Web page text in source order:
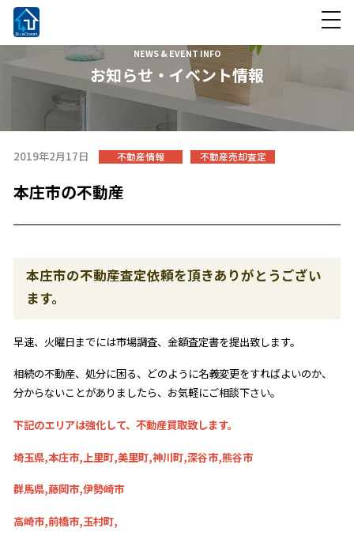
NEWS & EVENT INFO
お知らせ・イベント情報
2019年2月17日 不動産情報 不動産売却査定
本庄市の不動産
本庄市の不動産査定依頼を頂きありがとうござい
ます。
早速、火曜日までには市場調査、金額査定書を提出致します。
相続の不動産、処分に困る、どのように名義変更をすればよいのか、
分からないことがありましたら、お気軽にご相談下さい。
下記のエリアは強化して、不動産買取致します。
埼玉県,本庄市,上里町,美里町,神川町,深谷市,熊谷市
群馬県,藤岡市,伊勢崎市
高崎市,前橋市,玉村町,